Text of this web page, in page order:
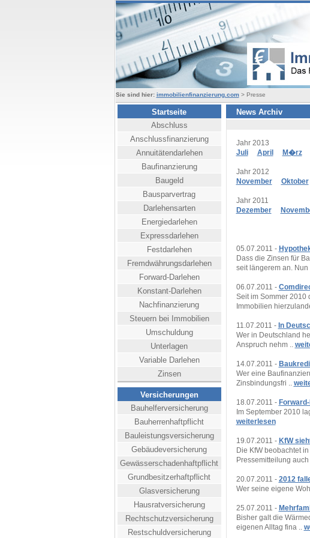
Sie sind hier: immobilienfinanzierung.com> Presse
Startseite
Abschluss
Anschlussfinanzierung
Annuitätendarlehen
Baufinanzierung
Baugeld
Bausparvertrag
Darlehensarten
Energiedarlehen
Expressdarlehen
Festdarlehen
Fremdwährungsdarlehen
Forward-Darlehen
Konstant-Darlehen
Nachfinanzierung
Steuern bei Immobilien
Umschuldung
Unterlagen
Variable Darlehen
Zinsen
Versicherungen
Bauhelferversicherung
Bauherrenhaftpflicht
Bauleistungsversicherung
Gebäudeversicherung
Gewässerschadenhaftpflicht
Grundbesitzerhaftpflicht
Glasversicherung
Hausratversicherung
Rechtschutzversicherung
Restschuldversicherung
News Archiv
Jahr 2013
Juli
April M�rz
Jahr 2012
November
Oktober
Jahr 2011
Dezember
05.07.2011 -
Dass die Zinsen für
seit längerem an.
06.07.2011 -
Seit im Sommer 2010
Immobilien
11.07.2011 - In
Wer in Deutschland
Anspruch nehm ..
14.07.2011 -
Wer eine
Zinsbindungsfri ..
18.07.2011 -
Im September 2010
weiterlesen
19.07.2011 - KfW
Die KfW beobachtet
Pressemitteilung
20.07.2011 - 2012
Wer seine eigene
25.07.2011 -
Bisher galt die
eigenen Alltag fina ..